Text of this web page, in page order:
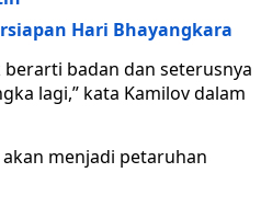
Hari Bhayangkara
badan dan seterusnya
lagi,” kata Kamilov dalam
menjadi petaruhan